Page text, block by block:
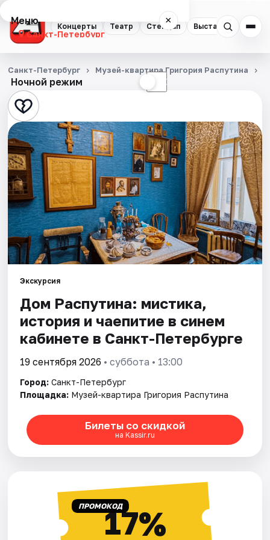
Концерты Театр Стендап Выставки
Меню ×
Санкт-Петербург
Концерты
Театр
Стендап
Выставки
Квесты
Экскурсии
Спорт
События
Города
Площадки
Артисты
Рейтинги
Ночной режим ☾
Санкт-Петербург Музей-квартира Григория Распутина
Экскурсия
Дом Распутина: мистика,
история и чаепитие в синем
кабинете в Санкт-Петербурге
19 сентября 2026 • суббота • 13:00
Город: Санкт-Петербург
Площадка: Музей-квартира Григория Распутина
Билеты со скидкой
на Kassir.ru
ПРОМОКОД17%